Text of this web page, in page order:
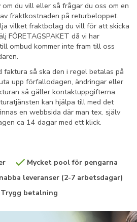
du vill eller så frågar du oss om en
fraktkostnaden på returbeloppet.
vilket fraktbolag du vill för att skicka
FÖRETAGSPAKET då vi har
ombud kommer inte fram till oss
faktura så ska den i regel betalas på
upp förfallodagen, ändringar eller
så gäller kontaktuppgifterna
kan hjälpa till med det
en webbsida där man tex. själv
ca 14 dagar med ett klick.
Mycket pool för pengarna
leveranser (2-7 arbetsdagar)
betalning